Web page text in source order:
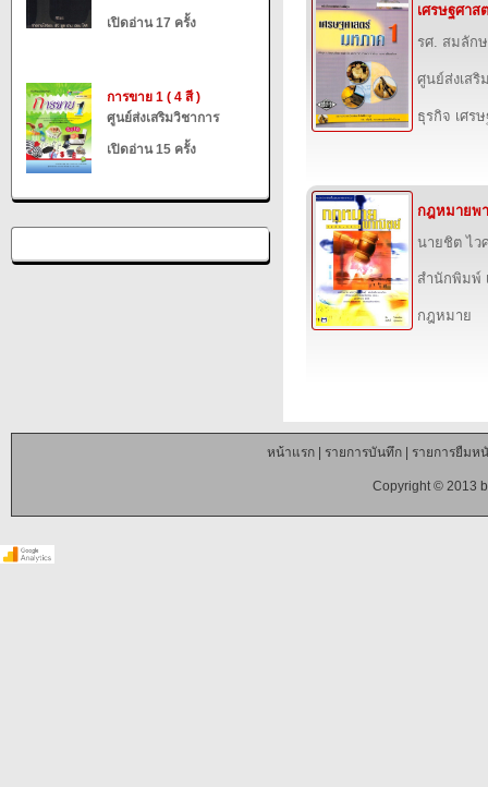
เปิดอ่าน 17 ครั้ง
การขาย 1 ( 4 สี )
ศูนย์ส่งเสริมวิชาการ
เปิดอ่าน 15 ครั้ง
เศรษฐศา
รศ. สมลัก
ศูนย์ส่งเสริ
ธุรกิจ เศร
กฎหมายพ
นายชิต ไว
สำนักพิมพ์
กฎหมาย
หน้าแรก| รายการบันทึก| รายการยืมห
Copyright © 2013